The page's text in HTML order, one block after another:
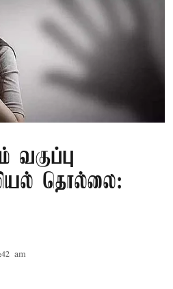
வகுப்பு
தொல்லை:
am